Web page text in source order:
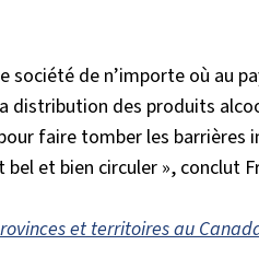
société de n’importe où au
distribution des produits
faire tomber les
et bien circuler », conclut
et territoires au